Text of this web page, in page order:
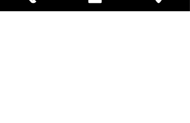
O decreto da vaca